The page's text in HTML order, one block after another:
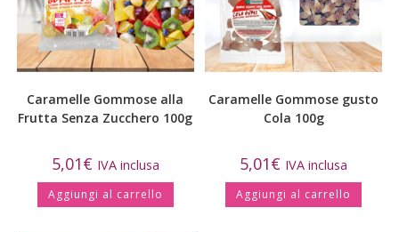
Caramelle Gommose alla
Frutta Senza Zucchero 100g
5,01€ IVA inclusa
Aggiungi al carrello
Caramelle Gommose gusto
Cola 100g
5,01€ IVA inclusa
Aggiungi al carrello